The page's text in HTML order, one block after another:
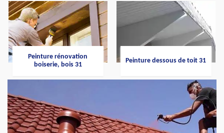
Peinture rénovation
boiserie, bois 31
Peinture dessous de toit 31